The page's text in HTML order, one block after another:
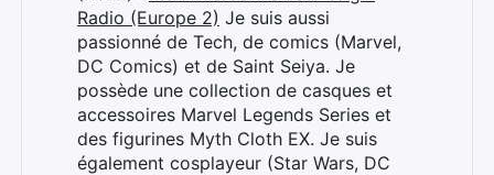
Radio (Europe 2) Je suis aussi
passionné de Tech, de comics (Marvel,
DC Comics) et de Saint Seiya. Je
possède une collection de casques et
accessoires Marvel Legends Series et
des figurines Myth Cloth EX. Je suis
également cosplayeur (Star Wars, DC